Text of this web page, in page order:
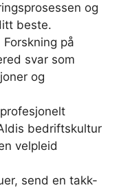
og
beste.
Forskning på
svar som
og
bedriftskultur
velpleid
send en takk-